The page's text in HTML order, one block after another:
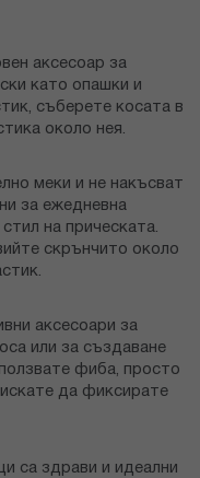
аксесоар за
като опашки и
съберете косата в
около нея.
меки и не накъсват
за ежедневна
на прическата.
скрънчито около
аксесоари за
или за създаване
фиба, просто
да фиксирате
са здрави и идеални